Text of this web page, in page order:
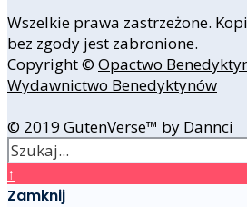
Wszelkie prawa zastrzeżone.
bez zgody jest zabronione.
Copyright © Opactwo
Wydawnictwo Benedyktynów
© 2019 GutenVerse™ by Dannci
↑
Zamknij